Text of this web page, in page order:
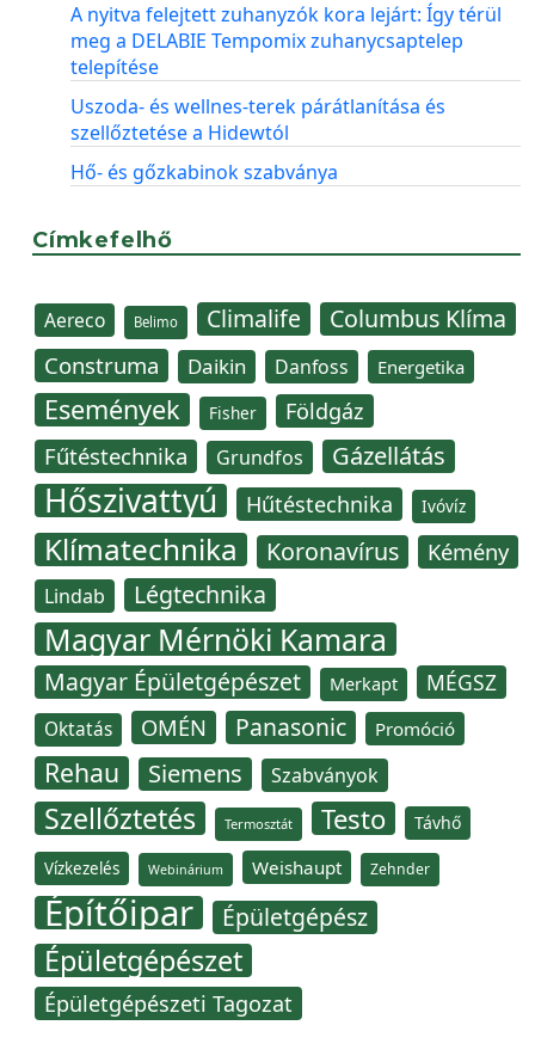
A nyitva felejtett zuhanyzók kora lejárt: Így térül
meg a DELABIE Tempomix zuhanycsaptelep
telepítése
Uszoda- és wellnes-terek párátlanítása és
szellőztetése a Hidewtól
Hő- és gőzkabinok szabványa
Címkefelhő
Aereco Belimo Climalife Columbus Klíma
Construma Daikin Danfoss Energetika
Események Fisher Földgáz
Fűtéstechnika Grundfos Gázellátás
Hőszivattyú Hűtéstechnika Ivóvíz
Klímatechnika Koronavírus Kémény
Lindab Légtechnika
Magyar Mérnöki Kamara
Magyar Épületgépészet Merkapt MÉGSZ
Oktatás OMÉN Panasonic Promóció
Rehau Siemens Szabványok
Szellőztetés Termosztát Testo Távhő
Vízkezelés Webinárium Weishaupt Zehnder
Építőipar Épületgépész
Épületgépészet
Épületgépészeti Tagozat